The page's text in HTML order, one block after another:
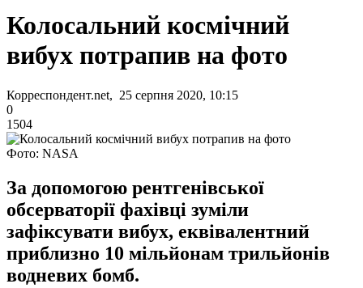
Колосальний космічний
вибух потрапив на фото
Корреспондент.net, 25 серпня 2020, 10:15
0
1504
Фото: NASA
За допомогою рентгенівської
обсерваторії фахівці зуміли
зафіксувати вибух, еквівалентний
приблизно 10 мільйонам трильйонів
водневих бомб.